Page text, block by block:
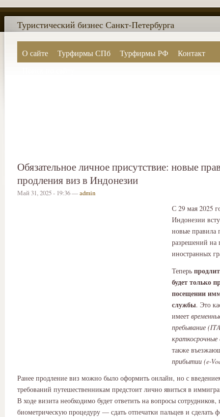
О сайте Турфирмы СПб Турфирмы РФ
Контакт
Туристический бизнес Санкт-Петербурга
Обязательное личное присутствие: новые
продления виз в Индонезии
Май 31, 2025 - 19:36 —admin
С 29 мая 2025
Индонезии
новые правила
разрешений на
иностранных
Теперь
будет только
посещении
службы. Это
имеет
пребывание
также
прибытии (e-
Ранее продление виз можно было оформить онлайн, но с
требований путешественникам предстоит лично явиться в
В ходе визита необходимо будет ответить на вопросы сотрудников,
биометрическую процедуру — сдать отпечатки пальцев и сделать